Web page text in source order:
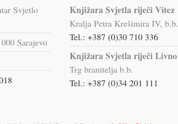
Svjetlo
Sarajevo
Knjižara Svjetla riječi Vitez
Kralja Petra Krešimira IV, b.b.
Tel.: +387 (0)30 710 336
Knjižara Svjetla riječi Livno
Trg branitelja b.b.
Tel.: +387 (0)34 201 111